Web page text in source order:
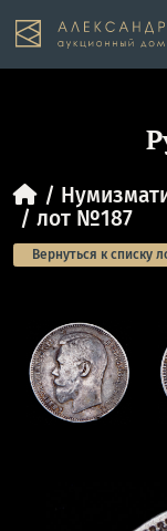
лот №187
Вернуться к списку